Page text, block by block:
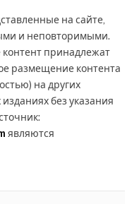
на сайте,
и неповторимыми.
принадлежат
размещение контента
на других
без указания
являются